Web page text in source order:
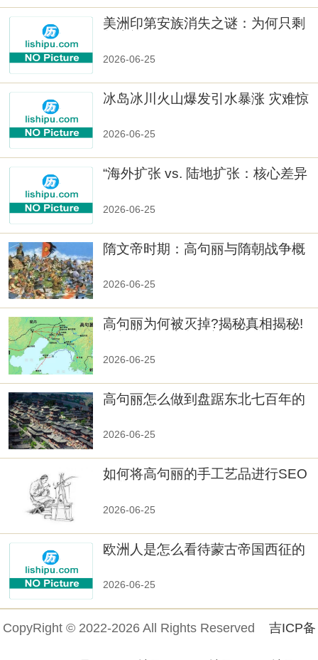
美洲印第安族消失之谜：为何只剩
2026-06-25
冰岛冰川火山爆发引水暴涨 灾难惊
2026-06-25
“海外扩张 vs. 陆地扩张：核心差异
2026-06-25
隋文帝时期：高句丽与隋朝战争概
2026-06-25
高句丽为何被灭掉?揭秘真相揭秘!
2026-06-25
高句丽怎么做到盘踞东北七百年的
2026-06-25
如何将高句丽的手工艺品进行SEO
2026-06-25
欧洲人是怎么看待蒙古帝国西征的
2026-06-25
CopyRight © 2022-2026 All Rights Reserved 吉ICP备